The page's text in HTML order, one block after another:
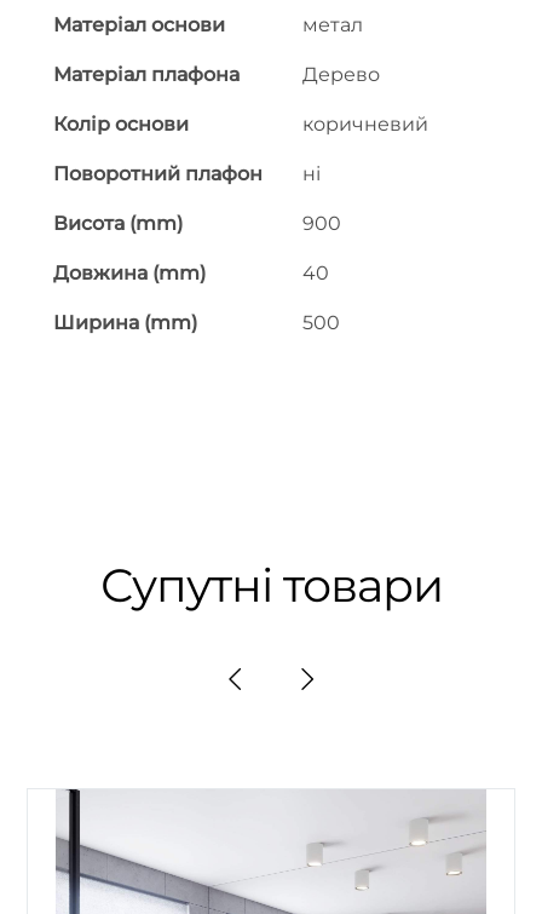
Матеріал основи метал
Матеріал плафона Дерево
Колір основи коричневий
Поворотний плафон ні
Висота (mm) 900
Довжина (mm) 40
Ширина (mm) 500
Супутні товари